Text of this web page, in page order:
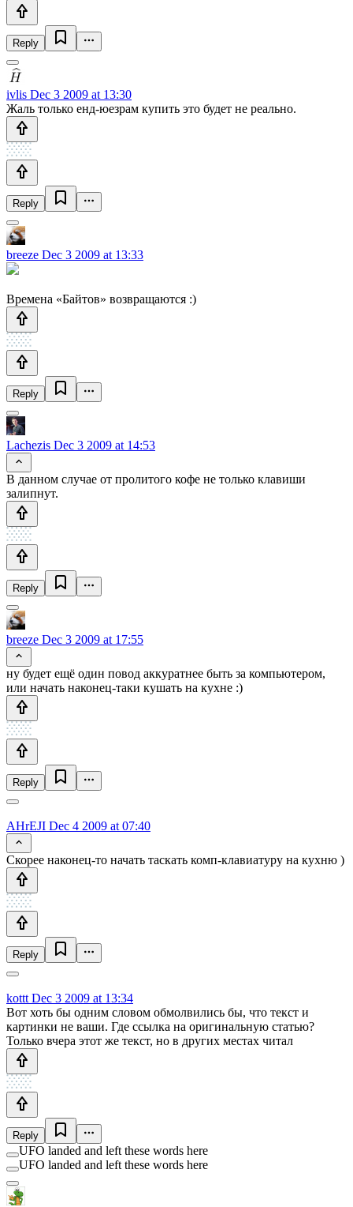
Reply
ivlis Dec 3 2009 at 13:30
Жаль только енд-юезрам купить это будет не реально.
Reply
breeze Dec 3 2009 at 13:33
Времена «Байтов» возвращаются :)
Reply
Lachezis Dec 3 2009 at 14:53
В данном случае от пролитого кофе не только клавиши
залипнут.
Reply
breeze Dec 3 2009 at 17:55
ну будет ещё один повод аккуратнее быть за компьютером,
или начать наконец-таки кушать на кухне :)
Reply
AHrEJI Dec 4 2009 at 07:40
Скорее наконец-то начать таскать комп-клавиатуру на кухню )
Reply
kottt Dec 3 2009 at 13:34
Вот хоть бы одним словом обмолвились бы, что текст и
картинки не ваши. Где ссылка на оригинальную статью?
Только вчера этот же текст, но в других местах читал
Reply
UFO landed and left these words here
UFO landed and left these words here